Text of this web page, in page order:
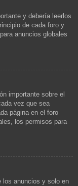
y debería leerlos
de cada foro y
anuncios globales
importante sobre el
vez que sea
página en el foro
los permisos para
los anuncios y solo en